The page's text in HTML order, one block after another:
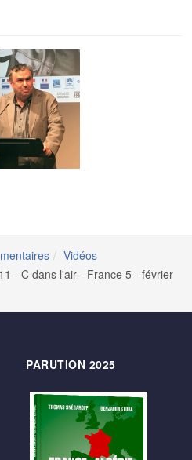
Vidéos
- C dans l'air - France 5 - février
PARUTION 2025